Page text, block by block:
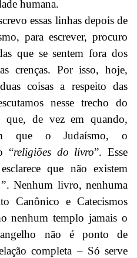
humana.
essas linhas depois de
para escrever, procuro
que se sentem fora dos
crenças. Por isso, hoje,
coisas a respeito das
nesse trecho do
que, de vez em quando,
que o Judaísmo, o
“religiões do livro”. Esse
que não existem
. Nenhum livro, nenhuma
Canônico e Catecismos
nenhum templo jamais o
não é ponto de
completa – Só serve